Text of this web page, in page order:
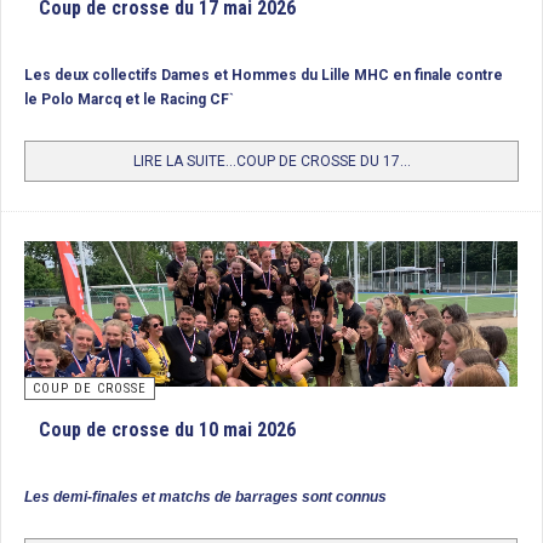
2/ Wattignies HC
Coup de crosse du 17 mai 2026
Les deux collectifs Dames et Hommes du Lille MHC en finale contre
le Polo Marcq et le Racing CF`
LIRE LA SUITE...COUP DE CROSSE DU 17...
COUP DE CROSSE
Coup de crosse du 10 mai 2026
Les demi-finales et matchs de barrages sont connus